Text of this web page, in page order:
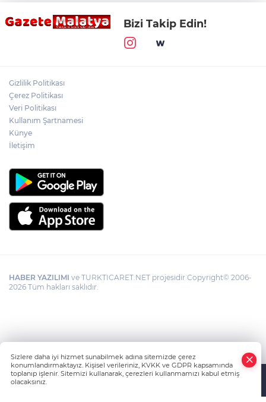
Bizi Takip Edin!
Gizlilik Politikası
Çerez Politikası
Veri Politikası
Kullanım Şartnamesi
Künye
İletişim
HABER YAZILIMI ve TURKTICARET.NET projesidir Copyright© 2006-
2026 Tüm hakları saklıdır.
Sizlere daha iyi hizmet sunabilmek adına sitemizde çerez
konumlandırmaktayız. Kişisel verileriniz, KVKK ve GDPR kapsamında
toplanıp işlenir. Sitemizi kullanarak, çerezleri kullanmamızı kabul etmiş
olacaksınız.